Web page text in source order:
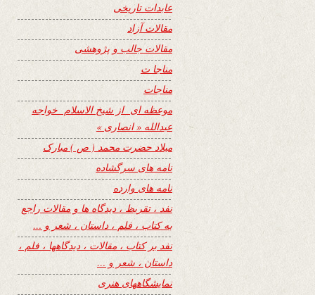
عابدات تاریخی
مقالات آزاد
مقالات جالب و پژوهشی
مناجا ت
مناجات
موعظه ای از شیخ الاسلام خواجه
عبدالله « انصاری »
میلاد حضرت محمد ( ص ) مبارک
نامه های سرگشاده
نامه های وارده
نفد ، تقریظ ، دیدگاه ها و مقالات راجع
به کتاب ، فلم ، داستان ، شعر و …
نفد بر کتاب ، مقالات ، دیدگاهها ، فلم ،
داستان ، شعر و …
نمایشگاههای هنری